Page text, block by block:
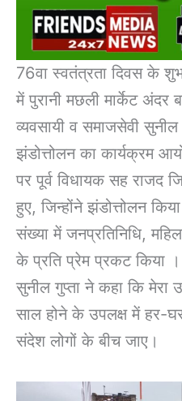
76वा स्वतंत्रता दिवस के
में पुरानी मछली मार्केट अंदर
व्यवसायी व समाजसेवी
झंडोत्तोलन का कार्यक्रम
पर पूर्व विधायक सह राजद
हुए, जिन्होंने झंडोत्तोलन
संख्या में जनप्रतिनिधि,
के प्रति प्रेम प्रकट किया
सुनील गुप्ता ने कहा कि मेरा
साल होने के उपलक्ष में हर-
संदेश लोगों के बीच जाए।